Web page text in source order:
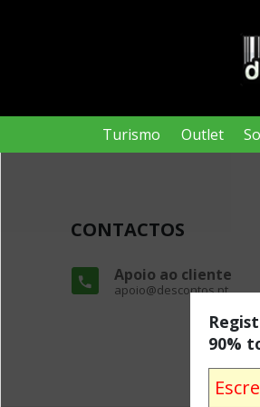
Turismo Outlet
90%
CONTACTOS
Apoio ao cliente
apoio@descontos.pt